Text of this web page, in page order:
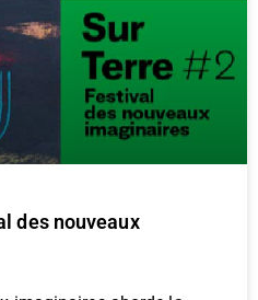
des nouveaux